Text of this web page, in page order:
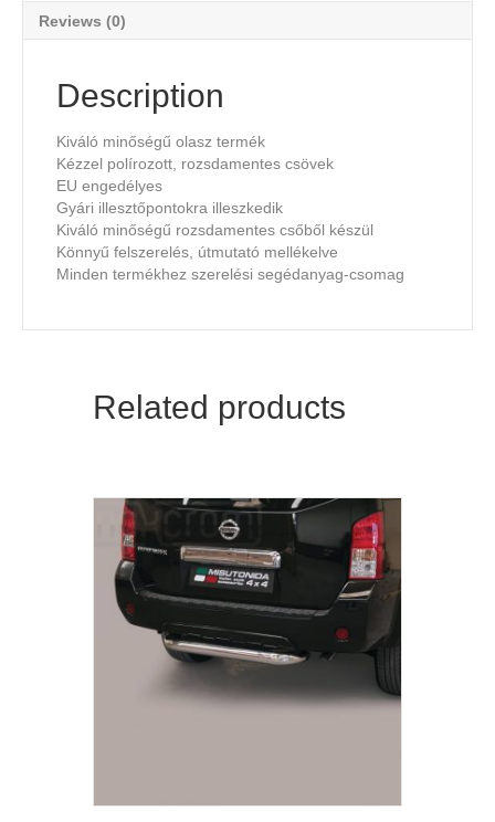
Reviews (0)
Description
Kiváló minőségű olasz termék
Kézzel polírozott, rozsdamentes csövek
EU engedélyes
Gyári illesztőpontokra illeszkedik
Kiváló minőségű rozsdamentes csőből készül
Könnyű felszerelés, útmutató mellékelve
Minden termékhez szerelési segédanyag-csomag
Related products